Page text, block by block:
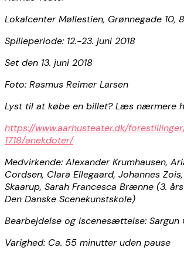
Lokalcenter Møllestien, Grønnegade 10,
Spilleperiode: 12.-23. juni 2018
Set den 13. juni 2018
Foto: Rasmus Reimer Larsen
Lyst til at købe en billet? Læs nærmere
https://www.aarhusteater.dk/
1718/anekdoter/
Medvirkende: Alexander Krumhausen,
Cordsen, Clara Ellegaard, Johannes
Skaarup, Sarah Francesca Brænne (3.
Den Danske Scenekunstskole)
Bearbejdelse og iscenesættelse: Sargun
Varighed: Ca. 55 minutter uden pause